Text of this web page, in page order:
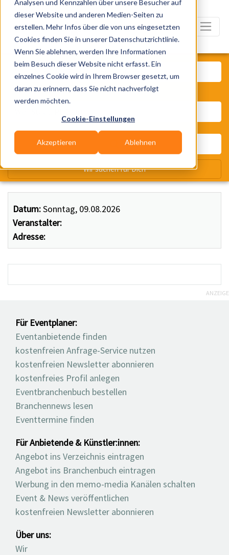
Analysen und Kennzahlen über unsere Besucher auf
dieser Website und anderen Medien-Seiten zu
erstellen. Mehr Infos über die von uns eingesetzten
Cookies finden Sie in unserer Datenschutzrichtlinie.
Wenn Sie ablehnen, werden Ihre Informationen
beim Besuch dieser Website nicht erfasst. Ein
einzelnes Cookie wird in Ihrem Browser gesetzt, um
daran zu erinnern, dass Sie nicht nachverfolgt
werden möchten.
Cookie-Einstellungen
Akzeptieren Ablehnen
Datum:Sonntag, 09.08.2026
Veranstalter:
Adresse:
Was? Künstler, Zelte, Bands,
Wir suchen für Dich
ANZEIGE
Für Eventplaner:
Eventanbietende finden
kostenfreien Anfrage-Service nutzen
kostenfreien Newsletter abonnieren
kostenfreies Profil anlegen
Eventbranchenbuch bestellen
Branchennews lesen
Eventtermine finden
Für Anbietende & Künstler:innen:
Angebot ins Verzeichnis eintragen
Angebot ins Branchenbuch eintragen
Werbung in den memo-media Kanälen schalten
Event & News veröffentlichen
kostenfreien Newsletter abonnieren
Über uns:
Wir